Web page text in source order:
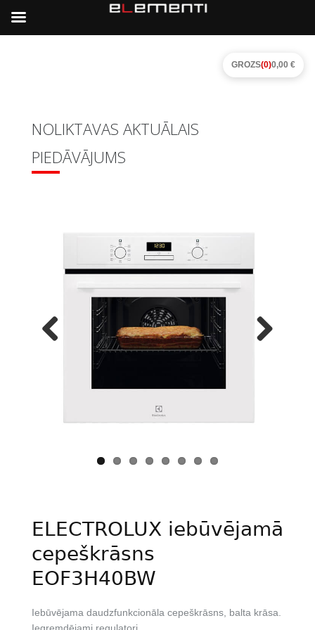
NOLIKTAVAS AKTUĀLAIS
PIEDĀVĀJUMS
ELECTROLUX iebūvējamā
cepeškrāsns
EOF3H40BW
Iebūvējama daudzfunkcionāla cepeškrāsns, balta krāsa.
GROZS(0)0,00 €